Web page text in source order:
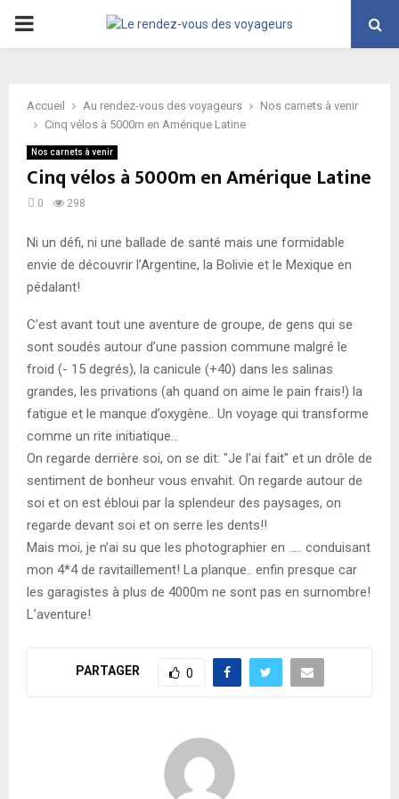
PRIMARY
Accueil Au rendez-vous des voyageurs
Nos carnets à venir
Cinq vélos à 5000m en Amérique Latine
Nos carnets à venir
Cinq vélos à 5000m en Amérique Latine
0 298
Ni un défi, ni une ballade de santé mais une formidable
envie de découvrir l’Argentine, la Bolivie et le Mexique en
pédalant!
C’est avant tout une aventure de groupe, de gens qui se
sont soudés autour d’une passion commune malgré le
froid (- 15 degrés), la canicule (+40) dans les salinas
grandes, les privations (ah quand on aime le pain frais!) la
fatigue et le manque d’oxygène.. Un voyage qui transforme
comme un rite initiatique…
On regarde derrière soi, on se dit: "Je l’ai fait" et un drôle de
sentiment de bonheur vous envahit. On regarde autour de
soi et on est ébloui par la splendeur des paysages, on
regarde devant soi et on serre les dents!!
Mais moi, je n’ai su que les photographier en ….. conduisant
mon 4*4 de ravitaillement! La planque.. enfin presque car
les garagistes à plus de 4000m ne sont pas en surnombre!
L’aventure!
PARTAGER 0